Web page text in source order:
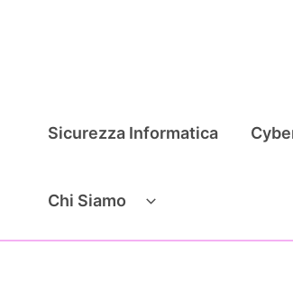
Sicurezza Informatica
Chi Siamo